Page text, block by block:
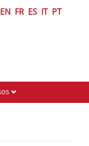
EN FR ES IT PT